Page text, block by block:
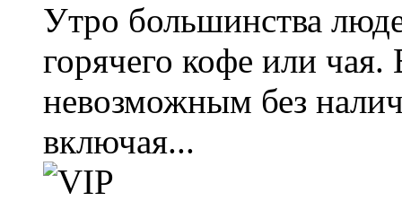
Утро большинства
горячего кофе или
невозможным без
включая...